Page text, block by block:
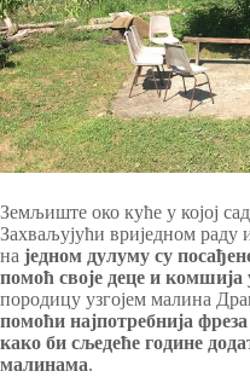
Земљиште око куће у којој
Захваљујући вриједном
на једном дулуму су
помоћ своје деце и комшија
породицу узгојем малина
помоћи најпотребнија
како би сљедеће године
малинама.